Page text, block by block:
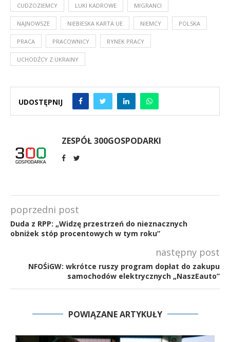
CUDZOZIEMCY LUKI KADROWE MIGRANCI
NAJNOWSZE NIEBIESKA KARTA UE NIEMCY POLSKA
PRACA PRACOWNICY RYNEK PRACY
UCHODŹCY Z UKRAINY
UDOSTĘPNIJ
ZESPÓŁ 300GOSPODARKI
poprzedni post
Duda z RPP: „Widzę przestrzeń do nieznacznych
obniżek stóp procentowych w tym roku”
następny post
NFOŚiGW: wkrótce ruszy program dopłat do zakupu
samochodów elektrycznych „NaszEauto”
POWIĄZANE ARTYKUŁY